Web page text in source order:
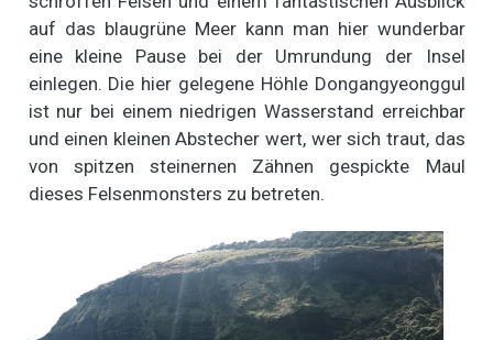
auf das blaugrüne Meer kann man hier wunderbar
eine kleine Pause bei der Umrundung der Insel
einlegen. Die hier gelegene Höhle Dongangyeonggul
ist nur bei einem niedrigen Wasserstand erreichbar
und einen kleinen Abstecher wert, wer sich traut, das
von spitzen steinernen Zähnen gespickte Maul
dieses Felsenmonsters zu betreten.